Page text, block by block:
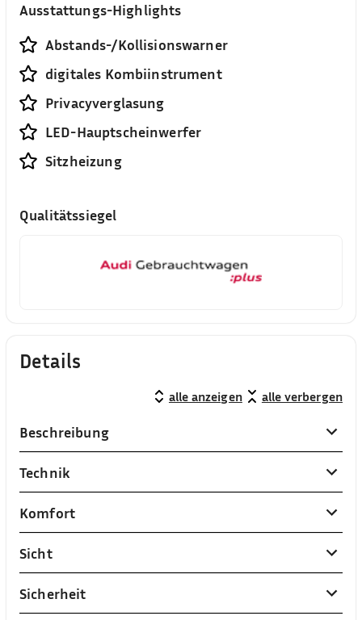
Ausstattungs-Highlights
Abstands-/Kollisionswarner
digitales Kombiinstrument
Privacyverglasung
LED-Hauptscheinwerfer
Sitzheizung
Qualitätssiegel
Details
alle anzeigen alle verbergen
Beschreibung
Technik
Komfort
Sicht
Sicherheit